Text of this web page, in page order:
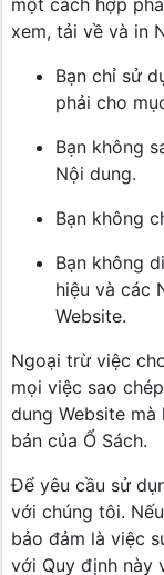
một cách hợp
xem, tải về và in
Bạn chỉ sử
phải cho
Bạn không
Nội dung.
Bạn không
Bạn không
hiệu và các
Website.
Ngoại trừ việc
mọi việc sao
dung Website
bản của Ổ Sách.
Để yêu cầu sử
với chúng tôi.
bảo đảm là việc
với Quy định này